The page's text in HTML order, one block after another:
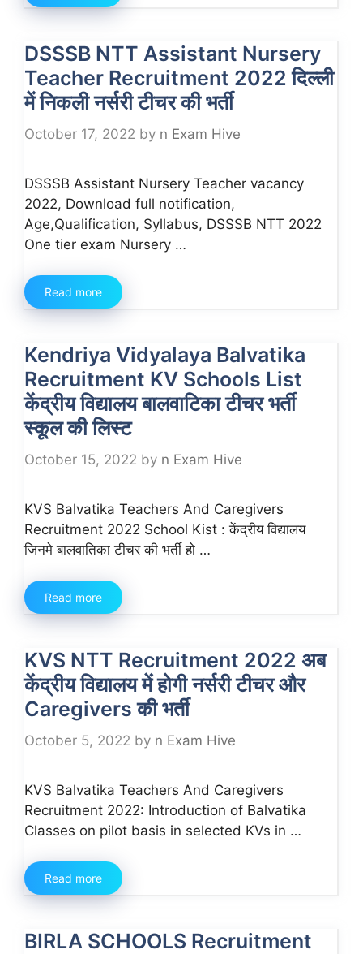
DSSSB NTT Assistant Nursery
Teacher Recruitment 2022 दिल्ली
में निकली नर्सरी टीचर की भर्ती
October 17, 2022 by n Exam Hive
DSSSB Assistant Nursery Teacher vacancy
2022, Download full notification,
Age,Qualification, Syllabus, DSSSB NTT 2022
One tier exam Nursery …
Read more
Kendriya Vidyalaya Balvatika
Recruitment KV Schools List
केंद्रीय विद्यालय बालवाटिका टीचर भर्ती
स्कूल की लिस्ट
October 15, 2022 by n Exam Hive
KVS Balvatika Teachers And Caregivers
Recruitment 2022 School Kist : केंद्रीय विद्यालय
जिनमे बालवातिका टीचर की भर्ती हो …
Read more
KVS NTT Recruitment 2022 अब
केंद्रीय विद्यालय में होगी नर्सरी टीचर और
Caregivers की भर्ती
October 5, 2022 by n Exam Hive
KVS Balvatika Teachers And Caregivers
Recruitment 2022: Introduction of Balvatika
Classes on pilot basis in selected KVs in …
Read more
BIRLA SCHOOLS Recruitment